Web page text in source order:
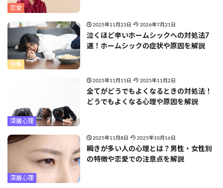
恋愛
特集
2025年11月23日 2026年7月21日
泣くほど辛いホームシックへの対処法7
選！ホームシックの症状や原因を解説
深層心理
2025年11月15日 2025年11月2日
全てがどうでもよくなるときの対処法！
どうでもよくなる心理や原因を解説
深層心理
2025年11月8日 2025年10月16日
瞬きが多い人の心理とは？男性・女性別
の特徴や恋愛での注意点を解説